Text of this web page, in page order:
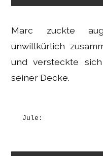
Marc zuckte
unwillkürlich
und versteckte
seiner Decke.
Jule: